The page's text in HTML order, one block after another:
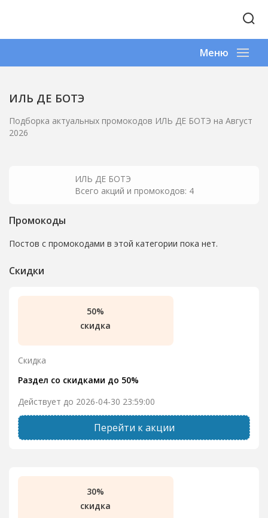
Меню
ИЛЬ ДЕ БОТЭ
Подборка актуальных промокодов ИЛЬ ДЕ БОТЭ на Август
2026
ИЛЬ ДЕ БОТЭ
Всего акций и промокодов: 4
Промокоды
Постов с промокодами в этой категории пока нет.
Скидки
50%
скидка
Скидка
Раздел со скидками до 50%
Действует до 2026-04-30 23:59:00
Перейти к акции
ИЛЬ ДЕ БОТЭ
Раздел со скидками до 50%
×
30%
скидка
ИЛЬ ДЕ БОТЭ
Дополнительная скидка до 30% для всех
участников клуба ИЛЬ ДЕ БОТЭ
×
*Дополнительная скидка действует при оплате бонусами
ИЛЬ ДЕ БОТЭ
Выгодные наборы — постоянная акция
×
ИЛЬ ДЕ БОТЭ
Подарочная карта — постоянная акция
×